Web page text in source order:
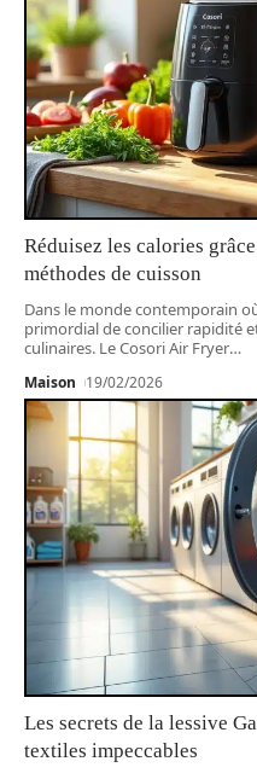
Réduisez les calories
méthodes de cuisson
Dans le monde contemporain
primordial de concilier rapidité
culinaires. Le Cosori Air Fryer…
Maison 19/02/2026
Les secrets de la lessive
textiles impeccables